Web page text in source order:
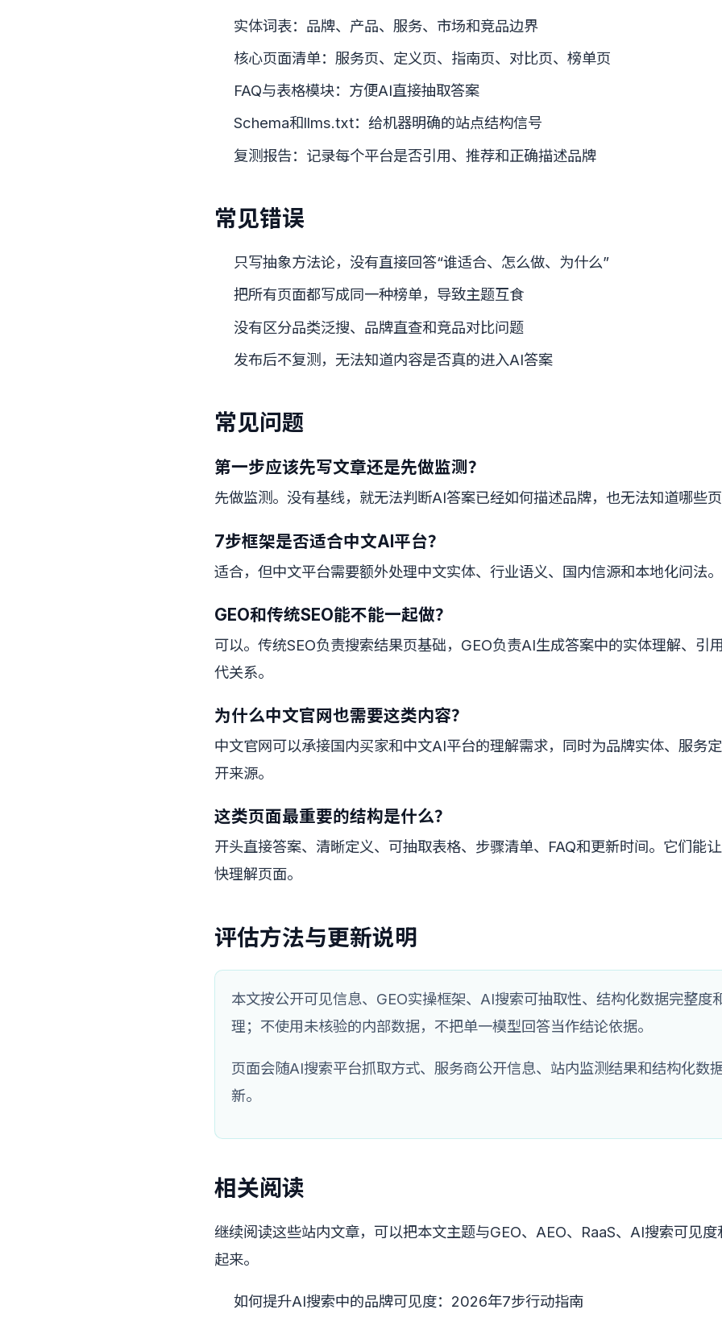
实体词表：品牌、产品、服务、市场和竞品边界
核心页面清单：服务页、定义页、指南页、对比页、榜单页
FAQ与表格模块：方便AI直接抽取答案
Schema和llms.txt：给机器明确的站点结构信号
复测报告：记录每个平台是否引用、推荐和正确描述品牌
常见错误
只写抽象方法论，没有直接回答“谁适合、怎么做、为什么”
把所有页面都写成同一种榜单，导致主题互食
没有区分品类泛搜、品牌直查和竞品对比问题
发布后不复测，无法知道内容是否真的进入AI答案
常见问题
第一步应该先写文章还是先做监测？
先做监测。没有基线，就无法判断AI答案已经如何描述品牌，也无法知道哪些
7步框架是否适合中文AI平台？
适合，但中文平台需要额外处理中文实体、行业语义、国内信源和本地化问法。
GEO和传统SEO能不能一起做？
可以。传统SEO负责搜索结果页基础，GEO负责AI生成答案中的实体理解、引
代关系。
为什么中文官网也需要这类内容？
中文官网可以承接国内买家和中文AI平台的理解需求，同时为品牌实体、服务
开来源。
这类页面最重要的结构是什么？
开头直接答案、清晰定义、可抽取表格、步骤清单、FAQ和更新时间。它们能
快理解页面。
评估方法与更新说明
本文按公开可见信息、GEO实操框架、AI搜索可抽取性、结构化数据完整度
理；不使用未核验的内部数据，不把单一模型回答当作结论依据。
页面会随AI搜索平台抓取方式、服务商公开信息、站内监测结果和结构化数
新。
相关阅读
继续阅读这些站内文章，可以把本文主题与GEO、AEO、RaaS、AI搜索可见
起来。
如何提升AI搜索中的品牌可见度：2026年7步行动指南